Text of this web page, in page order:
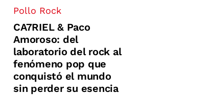
Pollo Rock
CA7RIEL & Paco
Amoroso: del
laboratorio del rock al
fenómeno pop que
conquistó el mundo
sin perder su esencia